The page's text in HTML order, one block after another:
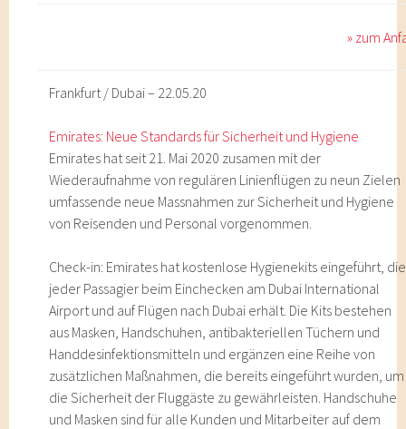
» zum
Frankfurt / Dubai – 22.05.20
Emirates: Neue Standards für Sicherheit und Hygiene
Emirates hat seit 21. Mai 2020 zusamen mit der
Wiederaufnahme von regulären Linienflügen zu neun Zielen
umfassende neue Massnahmen zur Sicherheit und Hygiene
von Reisenden und Personal vorgenommen.
Check-in: Emirates hat kostenlose Hygienekits eingeführt, die
jeder Passagier beim Einchecken am Dubai International
Airport und auf Flügen nach Dubai erhält. Die Kits bestehen
aus Masken, Handschuhen, antibakteriellen Tüchern und
Handdesinfektionsmitteln und ergänzen eine Reihe von
zusätzlichen Maßnahmen, die bereits eingeführt wurden, um
die Sicherheit der Fluggäste zu gewährleisten. Handschuhe
und Masken sind für alle Kunden und Mitarbeiter auf dem